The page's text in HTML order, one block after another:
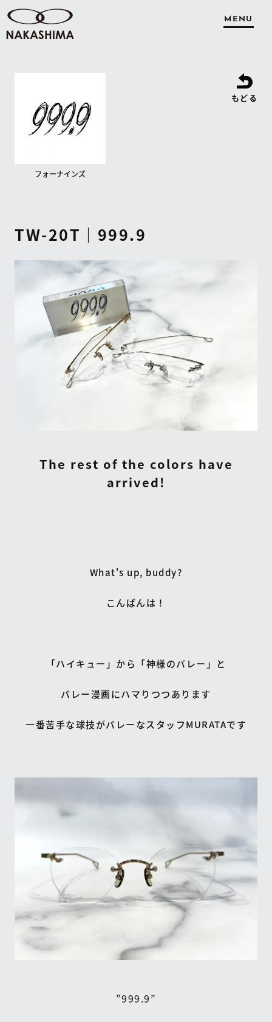
MENU
フォーナインズ
もどる
TW-20T｜999.9
The rest of the colors have
arrived!
What's up, buddy?
こんばんは！
「ハイキュー」から「神様のバレー」と
バレー漫画にハマりつつあります
一番苦手な球技がバレーなスタッフMURATAです
”999.9”